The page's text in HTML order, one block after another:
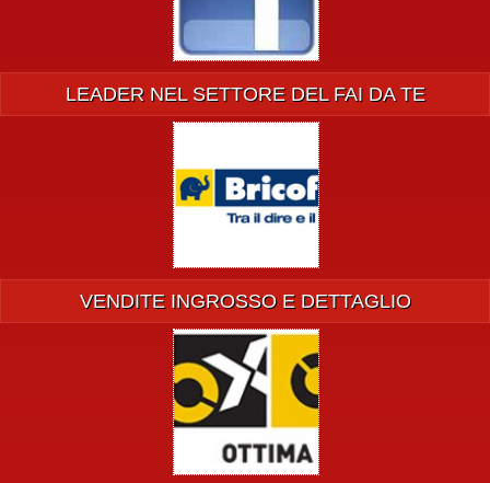
LEADER NEL SETTORE DEL FAI DA TE
VENDITE INGROSSO E DETTAGLIO